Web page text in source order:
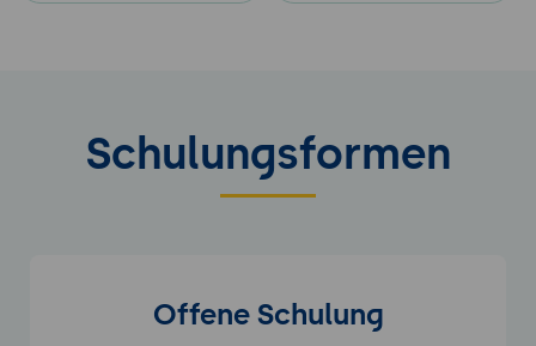
Schulungsformen
Offene Schulung